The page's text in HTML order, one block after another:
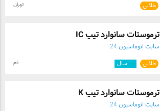
طلایی تهران
ترموستات سانوارد تیپ IC
سایت اتوماسیون 24
طلایی سال قم
ترموستات سانوارد تیپ K
سایت اتوماسیون 24